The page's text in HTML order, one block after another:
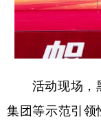
活动现场，
集团等示范引